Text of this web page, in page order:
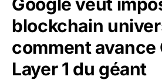
blockchain
comment avance
Layer 1 du géant